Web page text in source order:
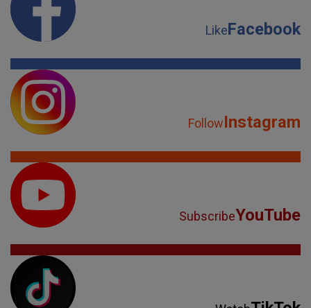
LikeFacebook
FollowInstagram
SubscribeYouTube